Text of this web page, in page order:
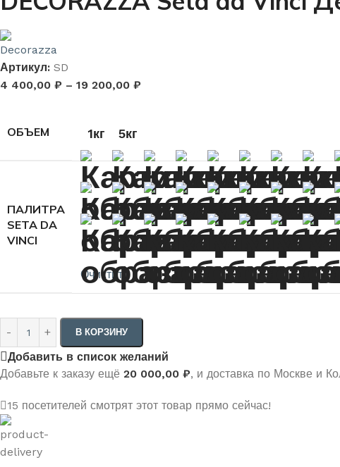
Артикул: SD
4 400,00 ₽ – 19 200,00 ₽
ОБЪЕМ 1кг 5кг
ПАЛИТРА
SETA DA
VINCI
Очистить
В КОРЗИНУ
Добавить в список желаний
Добавьте к заказу ещё 20 000,00 ₽, и доставка по Москве и
15 посетителей смотрят этот товар прямо сейчас!